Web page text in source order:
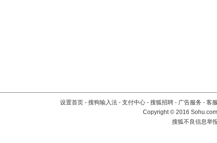
设置首页 - 搜狗输入法 - 支付中心 - 搜狐招聘 - 广告服务 - 客
Copyright©2016
搜狐不良信息举